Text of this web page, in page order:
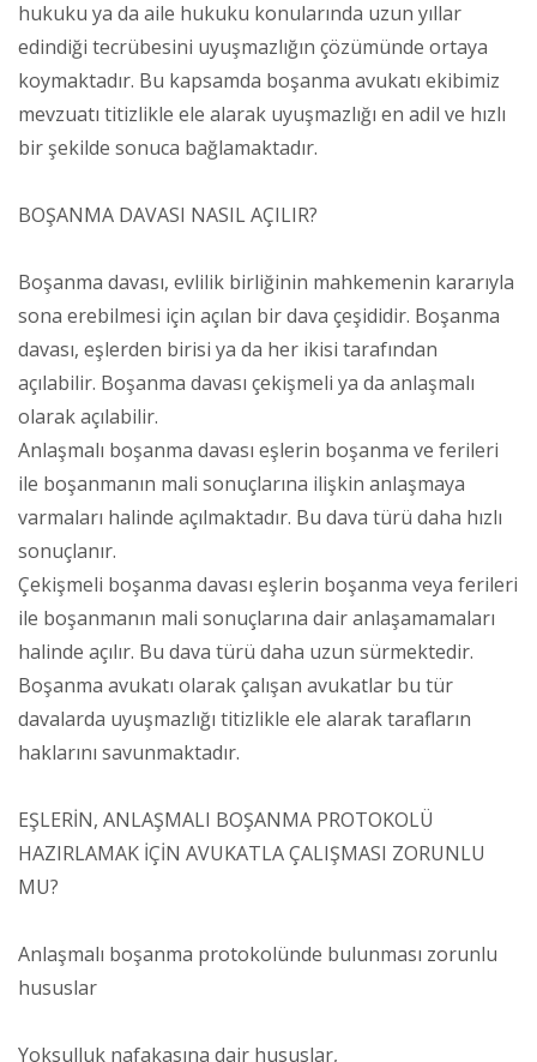
hukuku ya da aile hukuku konularında uzun yıllar
edindiği tecrübesini uyuşmazlığın çözümünde ortaya
koymaktadır. Bu kapsamda boşanma avukatı ekibimiz
mevzuatı titizlikle ele alarak uyuşmazlığı en adil ve hızlı
bir şekilde sonuca bağlamaktadır.
BOŞANMA DAVASI NASIL AÇILIR?
Boşanma davası, evlilik birliğinin mahkemenin kararıyla
sona erebilmesi için açılan bir dava çeşididir. Boşanma
davası, eşlerden birisi ya da her ikisi tarafından
açılabilir. Boşanma davası çekişmeli ya da anlaşmalı
olarak açılabilir.
Anlaşmalı boşanma davası eşlerin boşanma ve ferileri
ile boşanmanın mali sonuçlarına ilişkin anlaşmaya
varmaları halinde açılmaktadır. Bu dava türü daha hızlı
sonuçlanır.
Çekişmeli boşanma davası eşlerin boşanma veya ferileri
ile boşanmanın mali sonuçlarına dair anlaşamamaları
halinde açılır. Bu dava türü daha uzun sürmektedir.
Boşanma avukatı olarak çalışan avukatlar bu tür
davalarda uyuşmazlığı titizlikle ele alarak tarafların
haklarını savunmaktadır.
EŞLERİN, ANLAŞMALI BOŞANMA PROTOKOLÜ
HAZIRLAMAK İÇİN AVUKATLA ÇALIŞMASI ZORUNLU
MU?
Anlaşmalı boşanma protokolünde bulunması zorunlu
hususlar
Yoksulluk nafakasına dair hususlar,